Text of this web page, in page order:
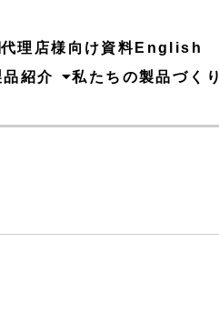
代理店様向け資料 English
品紹介
私たちの製品づくり